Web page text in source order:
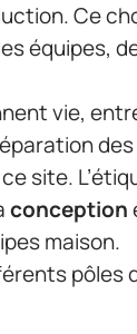
Ce
équipes,
vie,
site.
conception
maison.
pôles